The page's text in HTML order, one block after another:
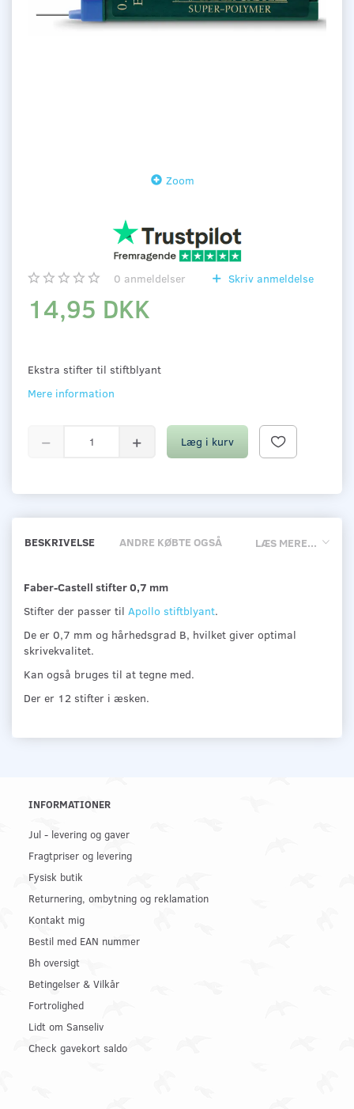
Zoom
0 anmeldelser Skriv anmeldelse
14,95 DKK
Ekstra stifter til stiftblyant
Mere information
Læg i kurv
LÆS MERE...
BESKRIVELSE ANDRE KØBTE OGSÅ
Faber-Castell stifter 0,7 mm
Stifter der passer til Apollo stiftblyant.
De er 0,7 mm og hårhedsgrad B, hvilket giver optimal
skrivekvalitet.
Kan også bruges til at tegne med.
Der er 12 stifter i æsken.
INFORMATIONER
Jul - levering og gaver
Fragtpriser og levering
Fysisk butik
Returnering, ombytning og reklamation
Kontakt mig
Bestil med EAN nummer
Bh oversigt
Betingelser & Vilkår
Fortrolighed
Lidt om Sanseliv
Check gavekort saldo